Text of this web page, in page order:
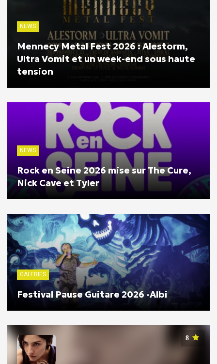
NEWS
Mennecy Metal Fest 2026 : Alestorm,
Ultra Vomit et un week-end sous haute
tension
NEWS
Rock en Seine 2026 mise sur The Cure,
Nick Cave et Tyler
GALERIES
Festival Pause Guitare 2026 -Albi
8